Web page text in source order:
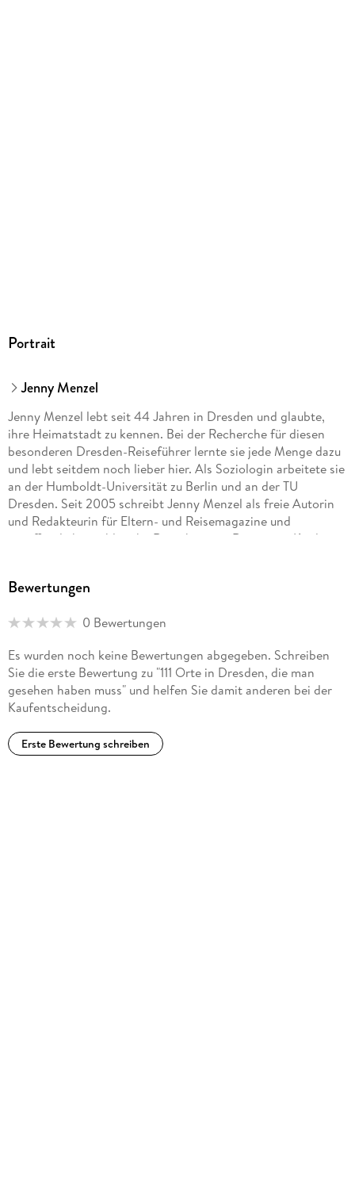
Portrait
Jenny Menzel
Jenny Menzel lebt seit 44 Jahren in Dresden und glaubte,
ihre Heimatstadt zu kennen. Bei der Recherche für diesen
besonderen Dresden-Reiseführer lernte sie jede Menge dazu
und lebt seitdem noch lieber hier. Als Soziologin arbeitete sie
an der Humboldt-Universität zu Berlin und an der TU
Dresden. Seit 2005 schreibt Jenny Menzel als freie Autorin
und Redakteurin für Eltern- und Reisemagazine und
veröffentlichte zahlreiche Ratgeber zum Reisen mit Kindern,
aber immer wieder gern zurück nach Dresden.
Bewertungen
0 Bewertungen
Es wurden noch keine Bewertungen abgegeben. Schreiben
Sie die erste Bewertung zu "111 Orte in Dresden, die man
gesehen haben muss" und helfen Sie damit anderen bei der
Kaufentscheidung.
Erste Bewertung schreiben